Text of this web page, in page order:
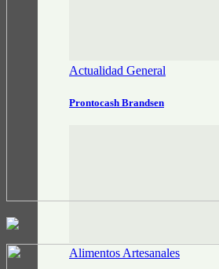
Actualidad General
Prontocash Brandsen
Alimentos Artesanales